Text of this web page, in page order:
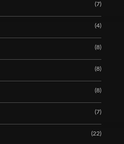
(7)
(4)
(8)
(8)
(8)
(7)
(22)